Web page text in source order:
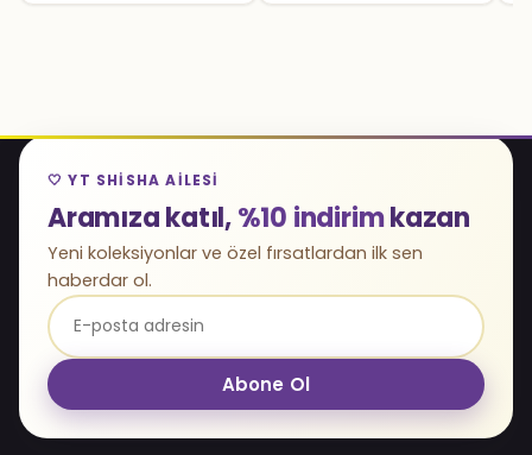
🤍 YT SHISHA AILESI
Aramıza katıl,%10 indirimkazan
Yeni koleksiyonlar ve özel fırsatlardan ilk sen
haberdar ol.
Abone Ol